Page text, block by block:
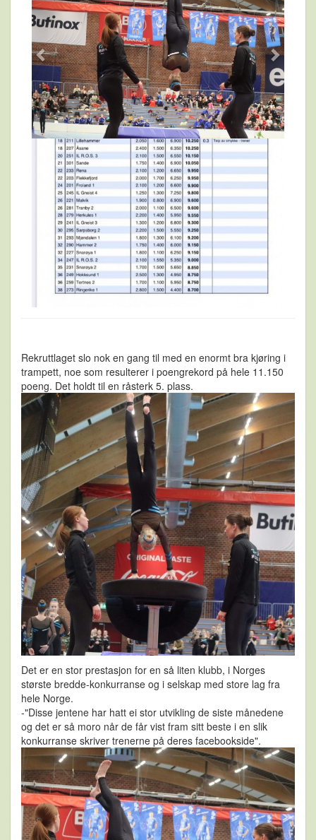
Rekruttlaget slo nok en gang til med en enormt bra kjøring i
trampett, noe som resulterer i poengrekord på hele 11.150
poeng. Det holdt til en råsterk 5. plass.
Det er en stor prestasjon for en så liten klubb, i Norges
største bredde-konkurranse og i selskap med store lag fra
hele Norge.
-"Disse jentene har hatt ei stor utvikling de siste månedene
og det er så moro når de får vist fram sitt beste i en slik
konkurranse skriver trenerne på deres facebookside".